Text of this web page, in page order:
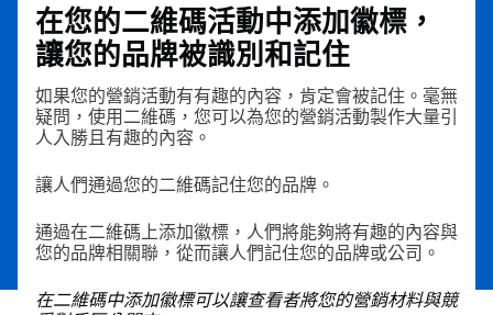
在您的二維碼活動中添加徽標，
讓您的品牌被識別和記住
如果您的營銷活動有有趣的內容，肯定會被記住。毫無
疑問，使用二維碼，您可以為您的營銷活動製作大量引
人入勝且有趣的內容。
讓人們通過您的二維碼記住您的品牌。
通過在二維碼上添加徽標，人們將能夠將有趣的內容與
您的品牌相關聯，從而讓人們記住您的品牌或公司。
在二維碼中添加徽標可以讓查看者將您的營銷材料與競